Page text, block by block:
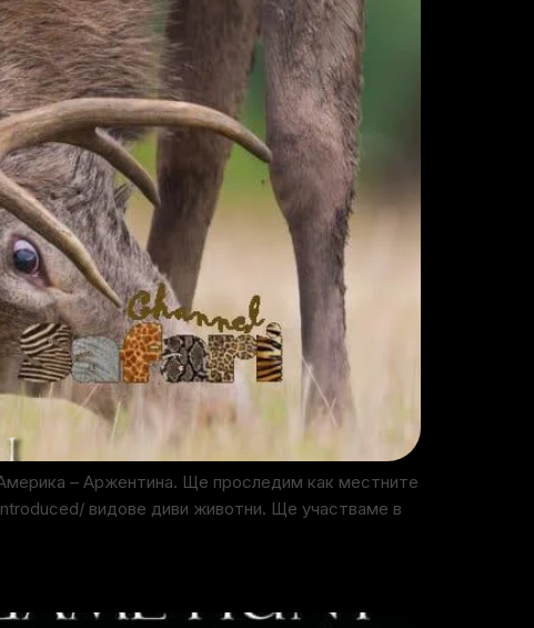
– Аржентина. Ще проследим как местните
видове диви животни. Ще участваме в